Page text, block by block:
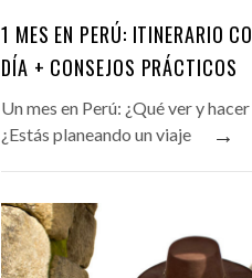
1 MES EN PERÚ: ITINERARIO
DÍA + CONSEJOS PRÁCTICOS
Un mes en Perú: ¿Qué ver y
¿Estás planeando un viaje
→